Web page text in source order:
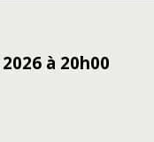
à 20h00